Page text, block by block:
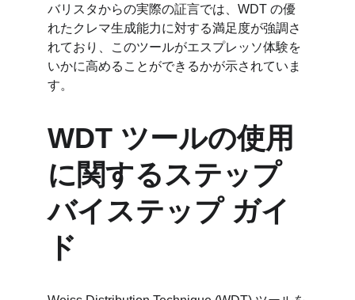
バリスタからの実際の証言では、WDT の優
れたクレマ生成能力に対する満足度が強調さ
れており、このツールがエスプレッソ体験を
いかに高めることができるかが示されていま
す。
WDT ツールの使用
に関するステップ
バイステップ ガイ
ド